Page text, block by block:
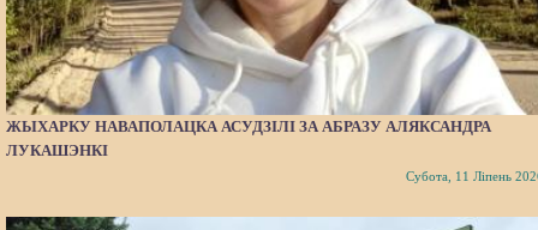
ЖЫХАРКУ НАВАПОЛАЦКА АСУДЗІЛІ ЗА АБРАЗУ АЛЯКСАНДРА
ЛУКАШЭНКІ
Субота, 11 Ліпень